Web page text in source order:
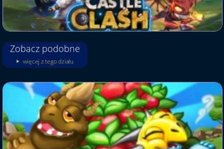
Zobacz podobne
więcej z tego działu